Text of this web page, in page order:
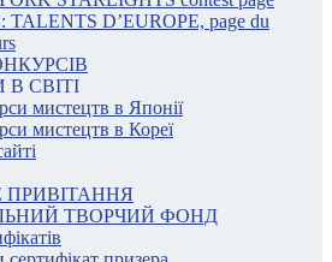
TALENTS D’EUROPE, page du
СВІТІ
мистецтв в Японії
мистецтв в Кореї
ПРИВІТАННЯ
ТВОРЧИЙ ФОНД